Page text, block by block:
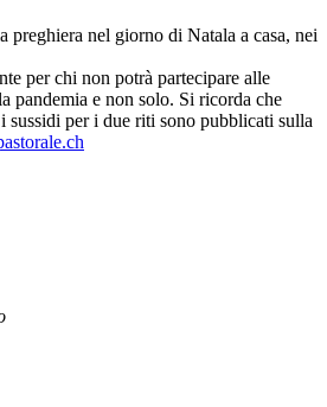
preghiera nel giorno di Natala a casa, nei
per chi non potrà partecipare alle
pandemia e non solo. Si ricorda che
sussidi per i due riti sono pubblicati sulla